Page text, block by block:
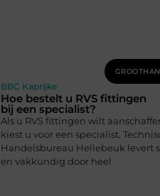
BBC Kaprijke
Hoe bestelt u RVS fittingen
bij een specialist?
Als u RVS fittingen wilt
kiest u voor een specialist.
Handelsbureau Hellebeuk levert
en vakkundig door heel